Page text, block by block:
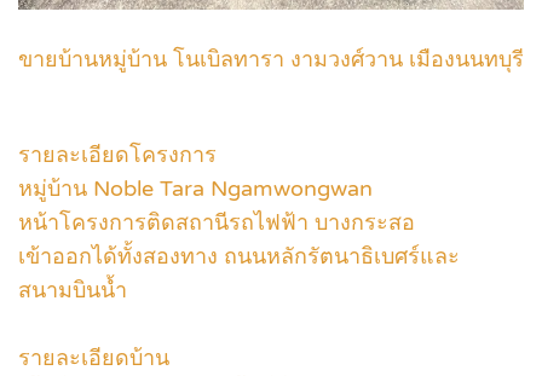
ขายบ้านหมู่บ้าน โนเบิลทารา งามวงศ์วาน เมืองนนทบุรี
รายละเอียดโครงการ
หมู่บ้าน Noble Tara Ngamwongwan
หน้าโครงการติดสถานีรถไฟฟ้า บางกระสอ
เข้าออกได้ทั้งสองทาง ถนนหลักรัตนาธิเบศร์และ
สนามบินน้ำ
รายละเอียดบ้าน